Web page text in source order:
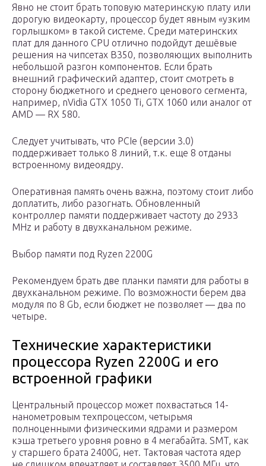
Явно не стоит брать топовую материнскую плату или
дорогую видеокарту, процессор будет явным «узким
горлышком» в такой системе. Среди материнских
плат для данного CPU отлично подойдут дешёвые
решения на чипсетах B350, позволяющих выполнить
небольшой разгон компонентов. Если брать
внешний графический адаптер, стоит смотреть в
сторону бюджетного и среднего ценового сегмента,
например, nVidia GTX 1050 Ti, GTX 1060 или аналог от
AMD — RX 580.
Следует учитывать, что PCIe (версии 3.0)
поддерживает только 8 линий, т.к. еще 8 отданы
встроенному видеоядру.
Оперативная память очень важна, поэтому стоит либо
доплатить, либо разогнать. Обновленный
контроллер памяти поддерживает частоту до 2933
MHz и работу в двухканальном режиме.
Выбор памяти под Ryzen 2200G
Рекомендуем брать две планки памяти для работы в
двухканальном режиме. По возможности берем два
модуля по 8 Gb, если бюджет не позволяет — два по
четыре.
Технические характеристики
процессора Ryzen 2200G и его
встроенной графики
Центральный процессор может похвастаться 14-
нанометровым техпроцессом, четырьмя
полноценными физическими ядрами и размером
кэша третьего уровня ровно в 4 мегабайта. SMT, как
у старшего брата 2400G, нет. Тактовая частота ядер